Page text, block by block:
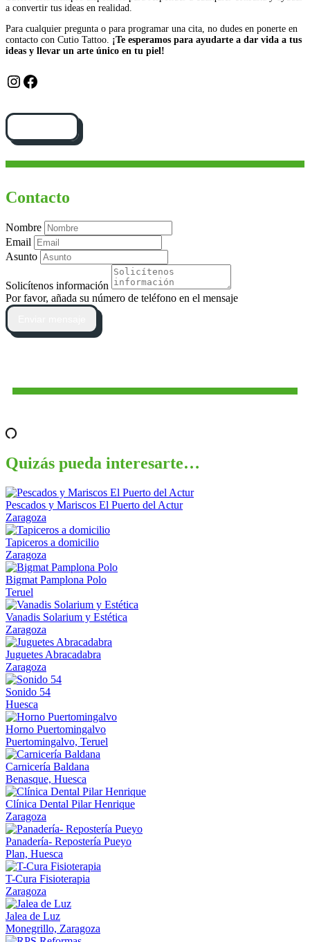
a convertir tus ideas en realidad.
Para cualquier pregunta o para programar una cita, no dudes en ponerte en
contacto con Cutio Tattoo. ¡Te esperamos para ayudarte a dar vida a tus
ideas y llevar un arte único en tu piel!
Instagram
Facebook
Contacto
Nombre
Email
Asunto
Solicítenos información
Por favor, añada su número de teléfono en el mensaje
Quizás pueda interesarte…
Pescados y Mariscos El Puerto del Actur
Zaragoza
Tapiceros a domicilio
Zaragoza
Bigmat Pamplona Polo
Teruel
Vanadis Solarium y Estética
Zaragoza
Juguetes Abracadabra
Zaragoza
Sonido 54
Huesca
Horno Puertomingalvo
Puertomingalvo, Teruel
Carnicería Baldana
Benasque, Huesca
Clínica Dental Pilar Henrique
Zaragoza
Panadería- Repostería Pueyo
Plan, Huesca
T-Cura Fisioterapia
Zaragoza
Jalea de Luz
Monegrillo, Zaragoza